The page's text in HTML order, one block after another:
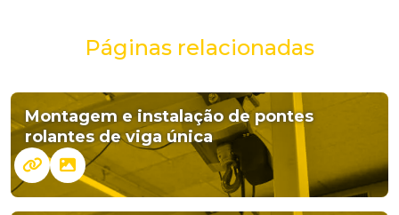
Páginas relacionadas
Montagem e instalação de pontes
rolantes de viga única